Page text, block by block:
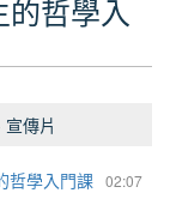
哲學入
傳片
02:07
哲學入門課